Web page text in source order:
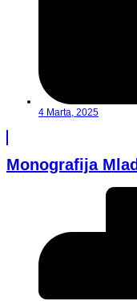
4 Marta, 2025
Monografija